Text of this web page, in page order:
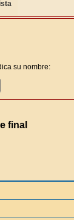
su nombre:
final